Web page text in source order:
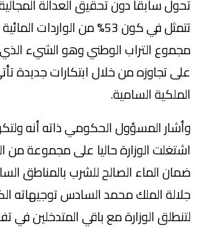
تحول سابقا دون تحقيق العدالة
مجموع التراب الوطني وهو الشيء الذي
على تجاوزه من خلال ابتكارات جديدة
الملكية السامية.
وأشار المسؤول الحكومي ذاته أنه
اشتغلت الوزارة حاليا على مجموعة من
ضمان الماء الصالح للشرب بالمناطق
جلالة الملك محمد السادس توجيهاته
لتنطلق الوزارة مع باقي المتدخلين في